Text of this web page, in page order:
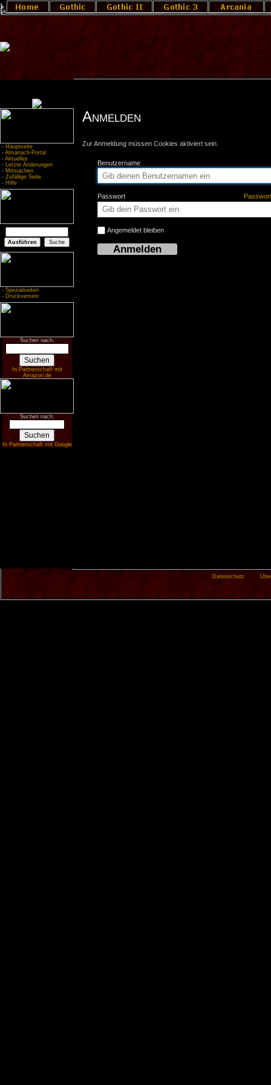
- Hauptseite
- Almanach-Portal
- Aktuelles
- Letzte Änderungen
- Mitmachen
- Zufällige Seite
- Hilfe
- Spezialseiten
- Druckversion
Suchen nach:
In Partnerschaft mit
Amazon.de
Suchen nach:
In Partnerschaft mit Google
Anmelden
Zur Anmeldung müssen Cookies aktiviert sein.
Benutzername
Passwort
Angemeldet bleiben
Datenschutz